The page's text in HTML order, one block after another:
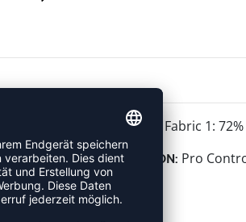
aus
MATERIAL: Fabric 1:
KOLLEKTION: Pro